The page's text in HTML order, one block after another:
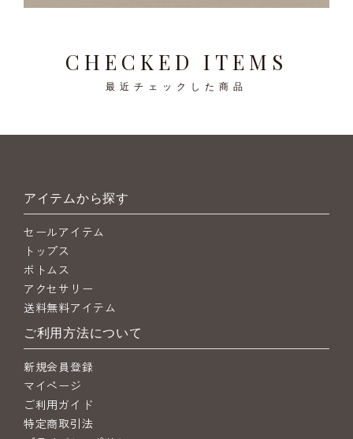
CHECKED ITEMS
最近チェックした商品
アイテムから探す
セールアイテム
トップス
ボトムス
アクセサリー
送料無料アイテム
ご利用方法について
新規会員登録
マイページ
ご利用ガイド
特定商取引法